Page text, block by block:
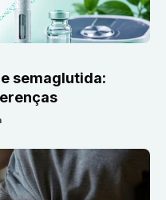
semaglutida: